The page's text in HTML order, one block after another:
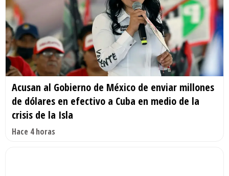
Acusan al Gobierno de México de enviar millones
de dólares en efectivo a Cuba en medio de la
crisis de la Isla
Hace 4 horas